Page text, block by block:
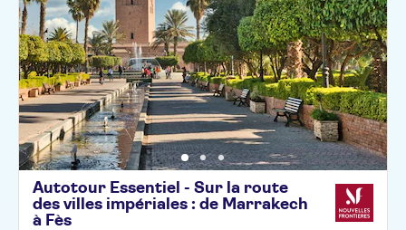
Autotour Essentiel - Sur la route
des villes impériales : de Marrakech
à Fès